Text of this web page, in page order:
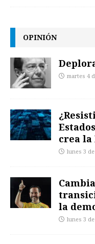
OPINIÓN
martes 4
crea la
lunes 3
la
lunes 3